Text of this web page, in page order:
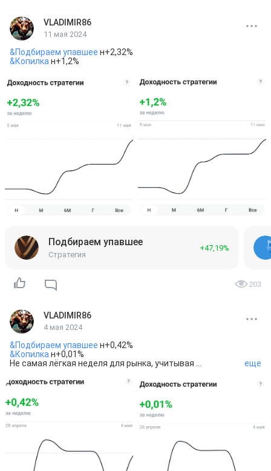
VLADIMIR86
11 мая 2024
&Подбираем упавшее
&Копилка н+1,2%
Подбираем упавшее
Стратегия
+47,19%
203
VLADIMIR86
4 мая 2024
&Подбираем упавшее
&Копилка н+0,01%
Не самая лёгкая неделя для рынка, учитывая
зелёными😉
От следующей короткой недели тоже многого не жду😏
еще